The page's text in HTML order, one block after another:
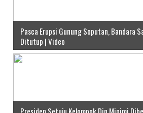
Pasca Erupsi Gunung Soputan, Bandara
Ditutup | Video